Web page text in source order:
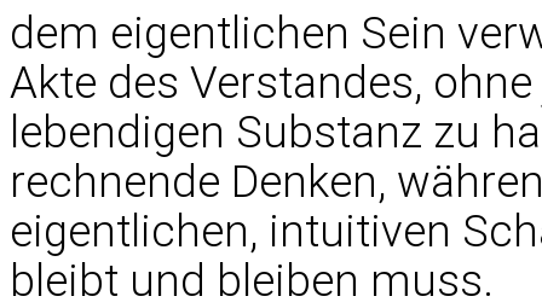
dem eigentlichen Sein
Akte des Verstandes,
lebendigen Substanz zu
rechnende Denken,
eigentlichen, intuitiven
bleibt und bleiben muss.